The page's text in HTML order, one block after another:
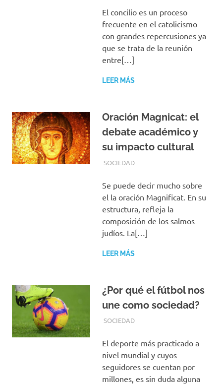
El concilio es un proceso
frecuente en el catolicismo
con grandes repercusiones ya
que se trata de la reunión
entre[…]
LEER MÁS
Oración Magnicat: el
debate académico y
su impacto cultural
ABRIL 25, 2020
REDACCIONES
SOCIEDAD
Se puede decir mucho sobre
el la oración Magnificat. En su
estructura, refleja la
composición de los salmos
judíos. La[…]
LEER MÁS
¿Por qué el fútbol nos
une como sociedad?
OCTUBRE 6, 2019
REDACCIONES
SOCIEDAD
El deporte más practicado a
nivel mundial y cuyos
seguidores se cuentan por
millones, es sin duda alguna